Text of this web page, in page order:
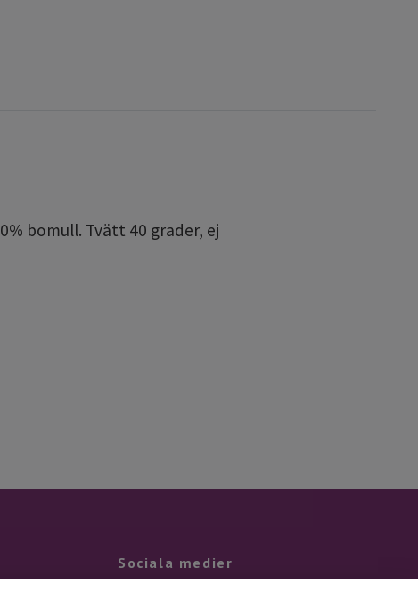
bomull. Tvätt 40 grader, ej
Sociala medier